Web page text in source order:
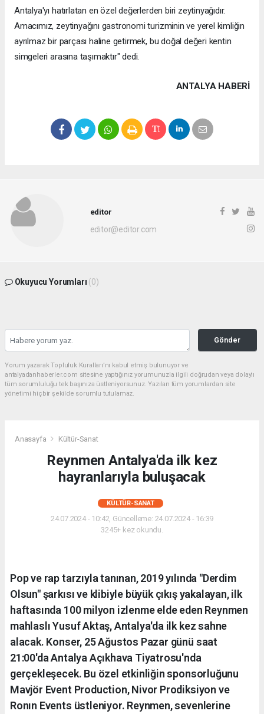
Antalya'yı hatırlatan en özel değerlerden biri zeytinyağıdır.
Amacımız, zeytinyağını gastronomi turizminin ve yerel kimliğin
ayrılmaz bir parçası haline getirmek, bu doğal değeri kentin
simgeleri arasına taşımaktır" dedi.
ANTALYA HABERİ
editor
editor@editor.com
Okuyucu Yorumları (0)
Gönder
Yorum yazarak Topluluk Kuralları’nı kabul etmiş bulunuyor ve
antalyadanhaberler.com sitesine yaptığınız yorumunuzla ilgili doğrudan veya dolaylı
tüm sorumluluğu tek başınıza üstleniyorsunuz. Yazılan tüm yorumlardan site
yönetimi hiçbir şekilde sorumlu tutulamaz.
Anasayfa Kültür-Sanat
Reynmen Antalya'da ilk kez
hayranlarıyla buluşacak
KÜLTÜR-SANAT
24.07.2024 - 10:42, Güncelleme: 24.07.2024 - 16:39
3245+ kez okundu.
Pop ve rap tarzıyla tanınan, 2019 yılında "Derdim
Olsun" şarkısı ve klibiyle büyük çıkış yakalayan, ilk
haftasında 100 milyon izlenme elde eden Reynmen
mahlaslı Yusuf Aktaş, Antalya'da ilk kez sahne
alacak. Konser, 25 Ağustos Pazar günü saat
21:00'da Antalya Açıkhava Tiyatrosu'nda
gerçekleşecek. Bu özel etkinliğin sponsorluğunu
Mavjör Event Production, Nivor Prodiksiyon ve
Ronın Events üstleniyor. Reynmen, sevenlerine